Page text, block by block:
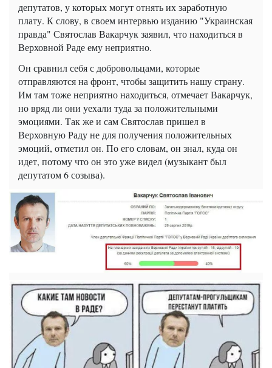
депутатов, у которых могут отнять их заработную
плату. К слову, в своем интервью изданию "Украинская
правда" Святослав Вакарчук заявил, что находиться в
Верховной Раде ему неприятно.
Он сравнил себя с добровольцами, которые
отправляются на фронт, чтобы защитить нашу страну.
Им там тоже неприятно находиться, отмечает Вакарчук,
но вряд ли они уехали туда за положительными
эмоциями. Так же и сам Святослав пришел в
Верховную Раду не для получения положительных
эмоций, отметил он. По его словам, он знал, куда он
идет, потому что он это уже видел (музыкант был
депутатом 6 созыва).